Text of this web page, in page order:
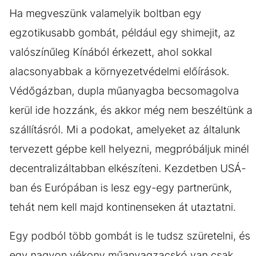
Ha megveszünk valamelyik boltban egy
egzotikusabb gombát, például egy shimejit, az
valószínűleg Kínából érkezett, ahol sokkal
alacsonyabbak a környezetvédelmi előírások.
Védőgázban, dupla műanyagba becsomagolva
kerül ide hozzánk, és akkor még nem beszéltünk a
szállításról. Mi a podokat, amelyeket az általunk
tervezett gépbe kell helyezni, megpróbáljuk minél
decentralizáltabban elkészíteni. Kezdetben USÁ-
ban és Európában is lesz egy-egy partnerünk,
tehát nem kell majd kontinenseken át utaztatni.
Egy podból több gombát is le tudsz szüretelni, és